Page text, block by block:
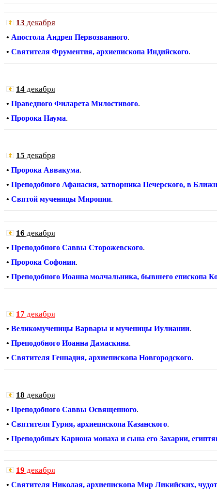
13 декабря
• Апостола Андрея Первозванного.
• Святителя Фрументия, архиепископа Индийского.
14 декабря
• Праведного Филарета Милостивого.
• Пророка Наума.
15 декабря
• Пророка Аввакума.
• Преподобного Афанасия, затворника Печерского, в
• Святой мученицы Миропии.
16 декабря
• Преподобного Саввы Сторожевского.
• Пророка Софонии.
• Преподобного Иоанна молчальника, бывшего епископа
17 декабря
• Великомученицы Варвары и мученицы Иулиании.
• Преподобного Иоанна Дамаскина.
• Святителя Геннадия, архиепископа Новгородского.
18 декабря
• Преподобного Саввы Освященного.
• Святителя Гурия, архиепископа Казанского.
• Преподобных Кариона монаха и сына его Захарии,
19 декабря
• Святителя Николая, архиепископа Мир Ликийских,